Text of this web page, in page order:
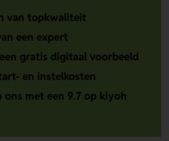
van topkwaliteit
een expert
gratis digitaal voorbeeld
en instelkosten
met een 9.7 op kiyoh